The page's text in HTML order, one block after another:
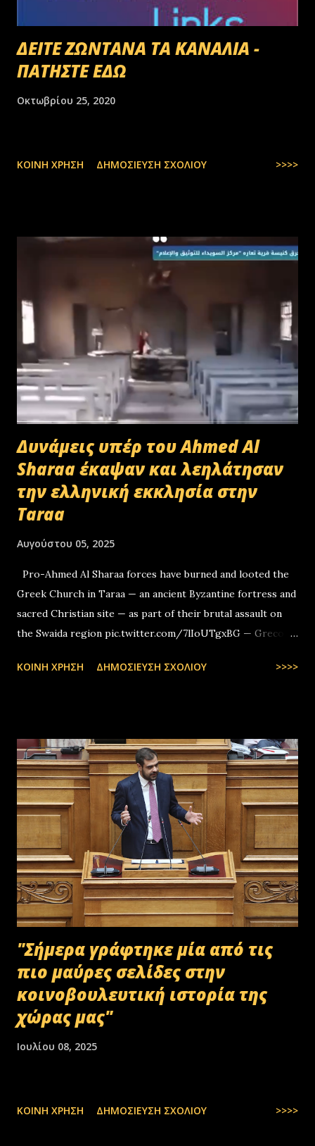
ΔΕΙΤΕ ΖΩΝΤΑΝΑ ΤΑ ΚΑΝΑΛΙΑ -
ΠΑΤΗΣΤΕ ΕΔΩ
Οκτωβρίου 25, 2020
ΚΟΙΝΉ ΧΡΉΣΗ ΔΗΜΟΣΊΕΥΣΗ ΣΧΟΛΊΟΥ >>>>
Δυνάμεις υπέρ του Ahmed Al
Sharaa έκαψαν και λεηλάτησαν
την ελληνική εκκλησία στην
Taraa
Αυγούστου 05, 2025
Pro-Ahmed Al Sharaa forces have burned and looted the
Greek Church in Taraa — an ancient Byzantine fortress and
sacred Christian site — as part of their brutal assault on
the Swaida region pic.twitter.com/7lIoUTgxBG — Greco-
ΚΟΙΝΉ ΧΡΉΣΗ ΔΗΜΟΣΊΕΥΣΗ ΣΧΟΛΊΟΥ >>>>
"Σήμερα γράφτηκε μία από τις
πιο μαύρες σελίδες στην
κοινοβουλευτική ιστορία της
χώρας μας"
Ιουλίου 08, 2025
ΚΟΙΝΉ ΧΡΉΣΗ ΔΗΜΟΣΊΕΥΣΗ ΣΧΟΛΊΟΥ >>>>